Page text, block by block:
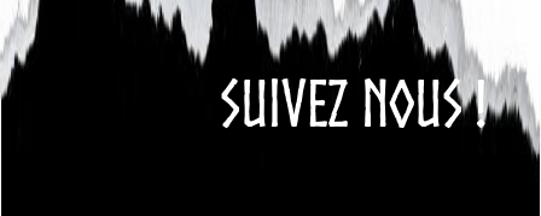
SUIVEZ NOUS !